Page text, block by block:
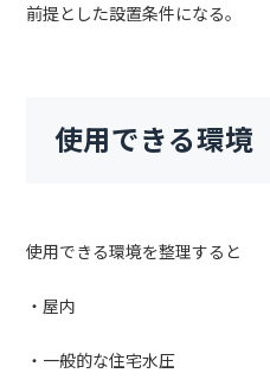
前提とした設置条件になる。
使用できる環境
使用できる環境を整理すると
・屋内
・一般的な住宅水圧